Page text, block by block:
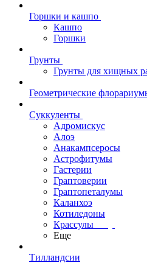
Горшки и кашпо
Кашпо
Горшки
Грунты
Грунты для хищных
Геометрические
Суккуленты
Адромискус
Алоэ
Анакампсеросы
Астрофитумы
Гастерии
Граптоверии
Граптопеталумы
Каланхоэ
Котиледоны
Крассулы
Еще
Тилландсии